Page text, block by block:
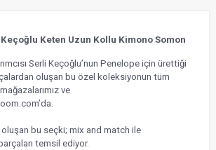
Keten Uzun Kollu Kimono Somon
Serli Keçoğlu’nun Penelope için ürettiği
oluşan bu özel koleksiyonun tüm
ve
bu seçki; mix and match ile
temsil ediyor.